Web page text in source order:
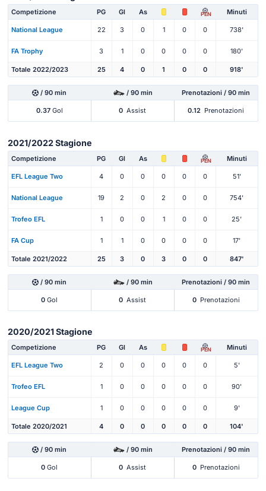
Competizione PG Gl As PEN Minuti
National League 22 3 0 1 0 0 738'
FA Trophy 3 1 0 0 0 0 180'
Totale 2022/2023 25 4 0 1 0 0 918'
/ 90 min / 90 min Prenotazioni / 90 min
0.37Gol 0 Assist 0.12 Prenotazioni
2021/2022 Stagione
Competizione PG Gl As PEN Minuti
EFL League Two 4 0 0 0 0 0 51'
National League 19 2 0 2 0 0 754'
Trofeo EFL 1 0 0 1 0 0 25'
FA Cup 1 1 0 0 0 0 17'
Totale 2021/2022 25 3 0 3 0 0 847'
/ 90 min / 90 min Prenotazioni / 90 min
0 Gol 0 Assist 0 Prenotazioni
2020/2021 Stagione
Competizione PG Gl As PEN Minuti
EFL League Two 2 0 0 0 0 0 5'
Trofeo EFL 1 0 0 0 0 0 90'
League Cup 1 0 0 0 0 0 9'
Totale 2020/2021 4 0 0 0 0 0 104'
/ 90 min / 90 min Prenotazioni / 90 min
0 Gol 0 Assist 0 Prenotazioni